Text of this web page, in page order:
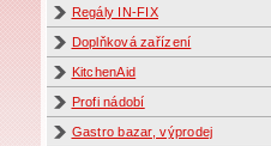
Regály IN-FIX
Doplňková zařízení
KitchenAid
Profi nádobí
Gastro bazar, výprodej